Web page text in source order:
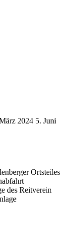
2024 5. Juni
Ortsteiles
des Reitverein